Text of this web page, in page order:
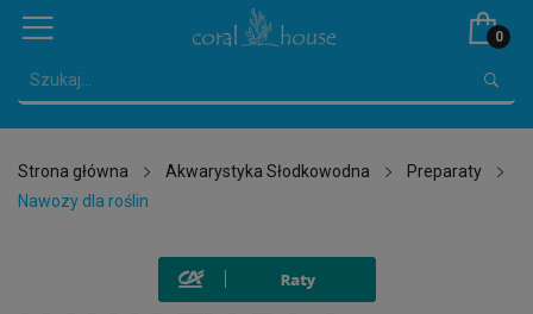
0
Strona główna Akwarystyka Słodkowodna
Preparaty
Nawozy dla roślin